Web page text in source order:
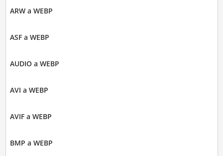
ARW a WEBP
ASF a WEBP
AUDIO a WEBP
AVI a WEBP
AVIF a WEBP
BMP a WEBP